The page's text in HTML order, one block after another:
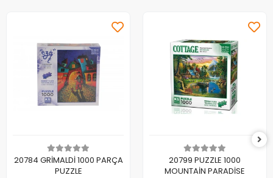
Sepete Ekle
20784 GRİMALDİ 1000 PARÇA
PUZZLE
Sepete Ekle
20799 PUZZLE 1000
MOUNTAİN PARADİSE